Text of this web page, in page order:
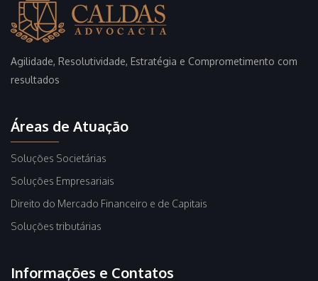
Agilidade, Resolutividade, Estratégia e Comprometimento com
resultados
Áreas de Atuação
Soluções Societárias
Soluções Empresariais
Direito do Mercado Financeiro e de Capitais
Soluções tributárias
Informações e Contatos